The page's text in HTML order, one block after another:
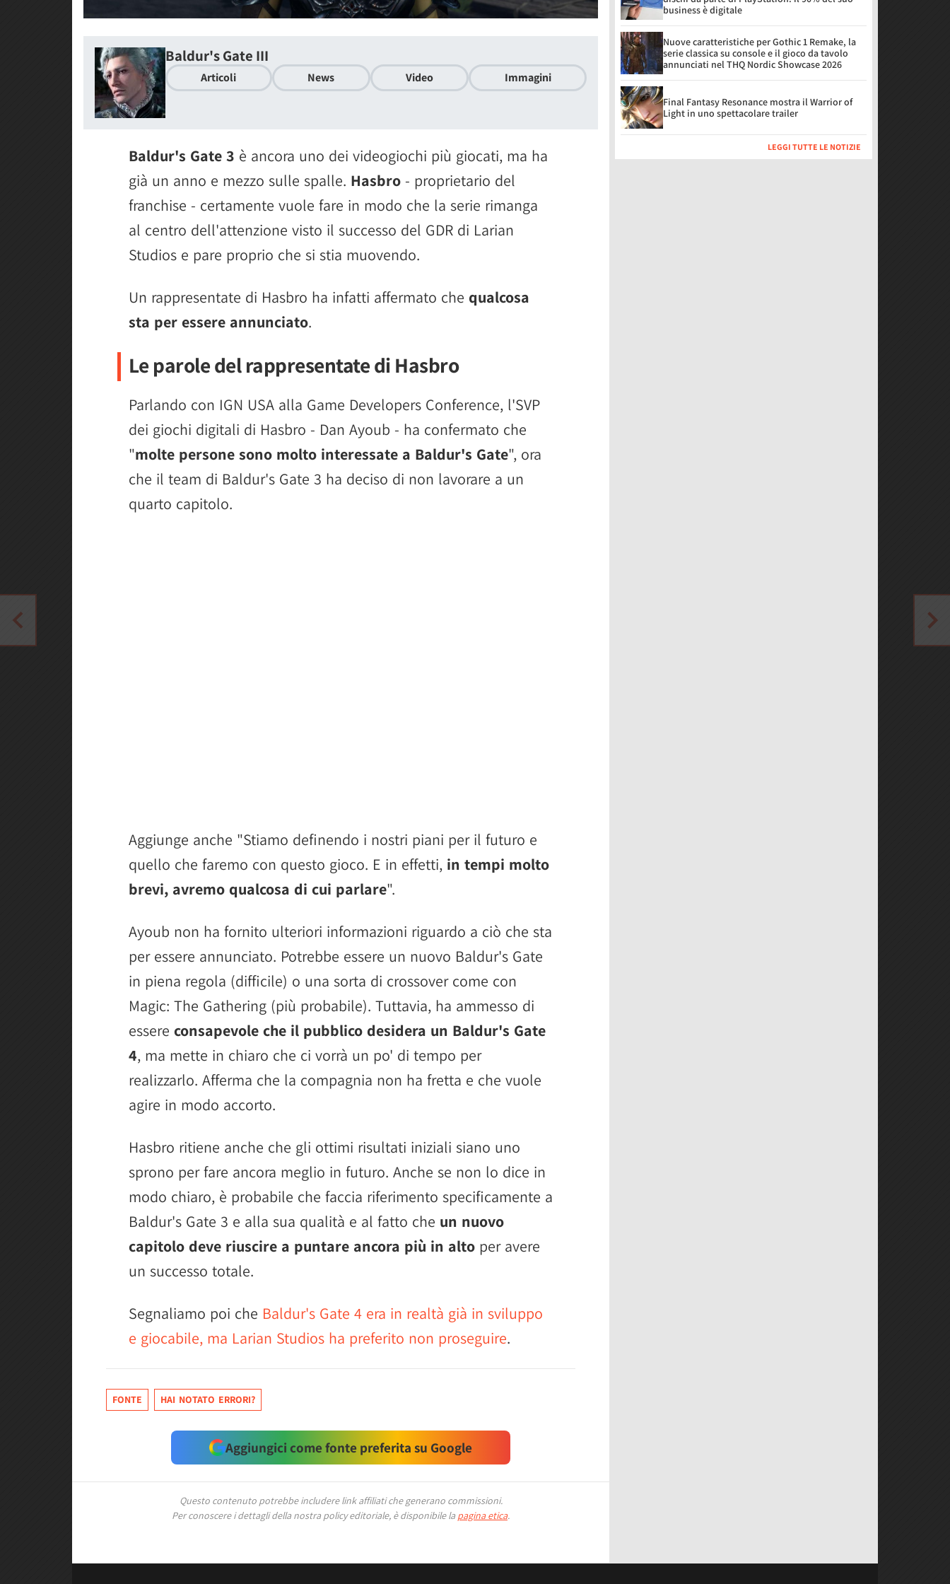
Baldur's Gate III
Articoli News Video Immagini
Baldur's Gate 3 è ancora uno dei videogiochi più giocati, ma ha
già un anno e mezzo sulle spalle. Hasbro - proprietario del
franchise - certamente vuole fare in modo che la serie rimanga
al centro dell'attenzione visto il successo del GDR di Larian
Studios e pare proprio che si stia muovendo.
Un rappresentate di Hasbro ha infatti affermato che qualcosa
sta per essere annunciato.
Le parole del rappresentate di Hasbro
Parlando con IGN USA alla Game Developers Conference, l'SVP
dei giochi digitali di Hasbro - Dan Ayoub - ha confermato che
"molte persone sono molto interessate a Baldur's Gate", ora
che il team di Baldur's Gate 3 ha deciso di non lavorare a un
quarto capitolo.
Aggiunge anche "Stiamo definendo i nostri piani per il futuro e
quello che faremo con questo gioco. E in effetti, in tempi molto
brevi, avremo qualcosa di cui parlare".
Ayoub non ha fornito ulteriori informazioni riguardo a ciò che sta
per essere annunciato. Potrebbe essere un nuovo Baldur's Gate
in piena regola (difficile) o una sorta di crossover come con
Magic: The Gathering (più probabile). Tuttavia, ha ammesso di
essere consapevole che il pubblico desidera un Baldur's Gate
4, ma mette in chiaro che ci vorrà un po' di tempo per
realizzarlo. Afferma che la compagnia non ha fretta e che vuole
agire in modo accorto.
Hasbro ritiene anche che gli ottimi risultati iniziali siano uno
sprono per fare ancora meglio in futuro. Anche se non lo dice in
modo chiaro, è probabile che faccia riferimento specificamente a
Baldur's Gate 3 e alla sua qualità e al fatto che un nuovo
capitolo deve riuscire a puntare ancora più in alto per avere
un successo totale.
Segnaliamo poi che Baldur's Gate 4 era in realtà già in sviluppo
e giocabile, ma Larian Studios ha preferito non proseguire.
FONTE HAI NOTATO ERRORI?
Aggiungici come fonte preferita su Google
Questo contenuto potrebbe includere link affiliati che generano commissioni.
Per conoscere i dettagli della nostra policy editoriale, è disponibile la pagina etica.
business è digitale
Nuove caratteristiche per Gothic 1 Remake, la
serie classica su console e il gioco da tavolo
annunciati nel THQ Nordic Showcase 2026
Final Fantasy Resonance mostra il Warrior of
Light in uno spettacolare trailer
LEGGI TUTTE LE NOTIZIE